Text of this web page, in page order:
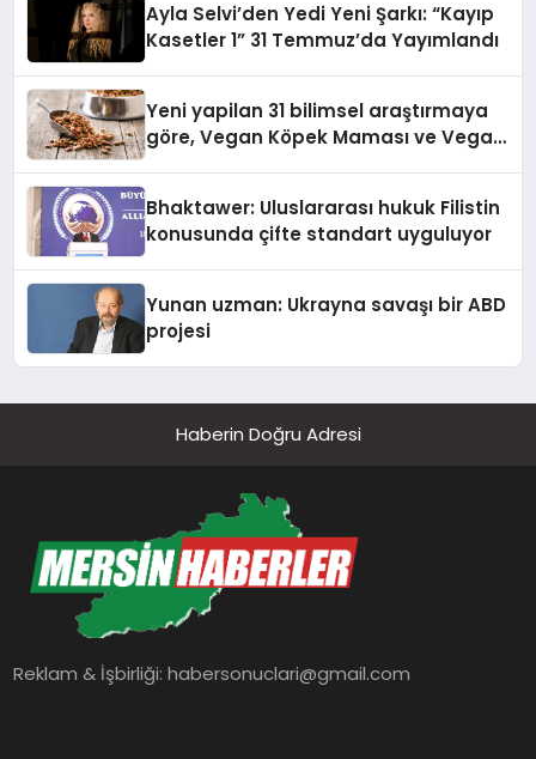
Ayla Selvi’den Yedi Yeni Şarkı: “Kayıp
Kasetler 1” 31 Temmuz’da Yayımlandı
Yeni yapilan 31 bilimsel araştırmaya
göre, Vegan Köpek Maması ve Vegan
Bhaktawer: Uluslararası hukuk Filistin
konusunda çifte standart uyguluyor
Yunan uzman: Ukrayna savaşı bir ABD
projesi
Haberin Doğru Adresi
Reklam & İşbirliği:habersonuclari@gmail.com